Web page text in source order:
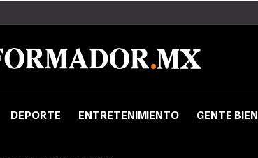
DEPORTE ENTRETENIMIENTO GENTE BIEN